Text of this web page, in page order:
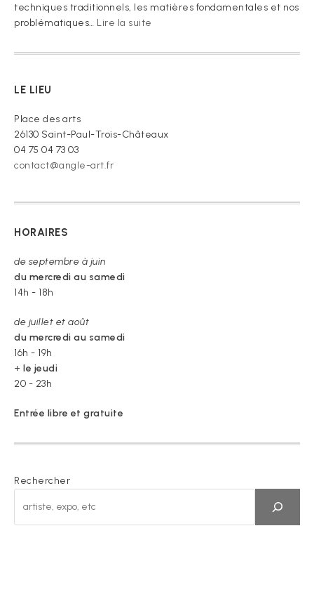
techniques traditionnels, les matières fondamentales et nos
problématiques… Lire la suite
vous
LE LIEU
Place des arts
26130 Saint-Paul-Trois-Châteaux
04 75 04 73 03
contact@angle-art.fr
HORAIRES
de septembre à juin
du mercredi au samedi
14h - 18h
de juillet et août
du mercredi au samedi
16h - 19h
+ le jeudi
20 - 23h
Entrée libre et gratuite
Rechercher